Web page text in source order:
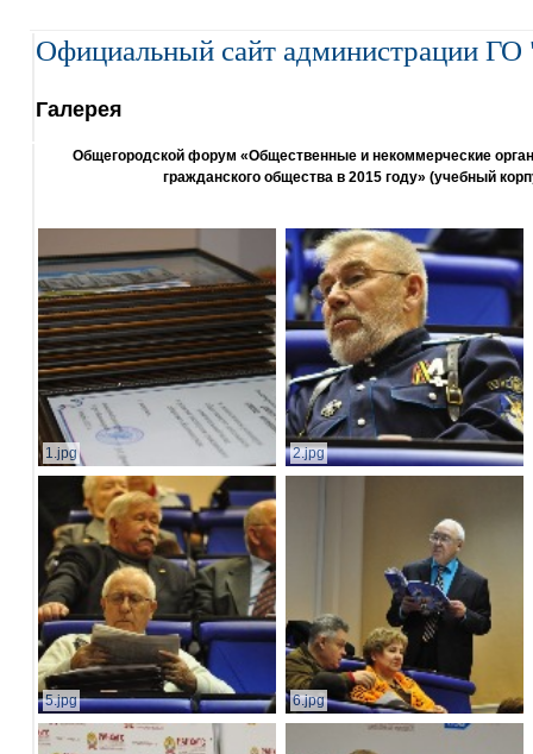
Официальный сайт администрации ГО
Галерея
Общегородской форум «Общественные и некоммерческие
гражданского общества в 2015 году» (учебный
1.jpg 2.jpg
5.jpg 6.jpg